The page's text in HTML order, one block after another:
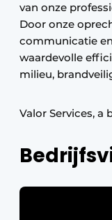
van onze
Door onze
communicatie
waardevolle
milieu,
Valor Services, a